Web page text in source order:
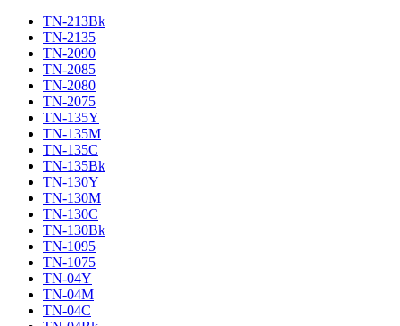
TN-213Bk
TN-2135
TN-2090
TN-2085
TN-2080
TN-2075
TN-135Y
TN-135M
TN-135C
TN-135Bk
TN-130Y
TN-130M
TN-130C
TN-130Bk
TN-1095
TN-1075
TN-04Y
TN-04M
TN-04C